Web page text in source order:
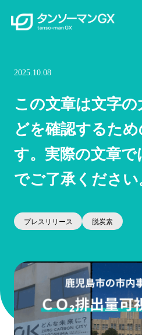
2025.10.08
この文章は文字
どを確認するた
す。実際の文章
でご了承ください
プレスリリース 脱炭素